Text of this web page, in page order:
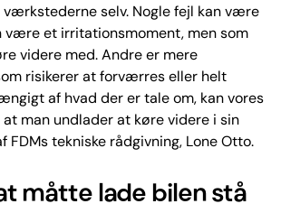
værkstederne selv. Nogle fejl kan være
være et irritationsmoment, men som
videre med. Andre er mere
risikerer at forværres eller helt
af hvad der er tale om, kan vores
man undlader at køre videre i sin
FDMs tekniske rådgivning, Lone Otto.
måtte lade bilen stå